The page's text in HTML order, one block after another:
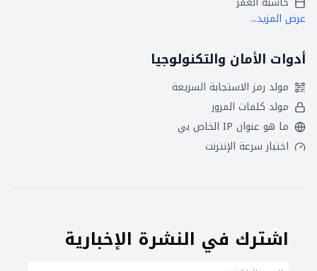
عرض المزيد...
أدوات الأمان والتكنولوجيا
مولد رمز الاستجابة السريعة
مولد كلمات المرور
ما هو عنوان IP الخاص بي
اختبار سرعة الإنترنت
اشترك في النشرة الإخبارية